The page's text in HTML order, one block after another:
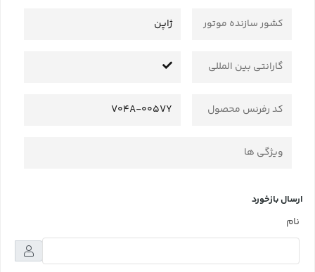
کشور سازنده موتور ژاپن
گارانتی بین المللی
کد رفرنس محصول V04A-005VY
ویژگی ها
ارسال بازخورد
نام